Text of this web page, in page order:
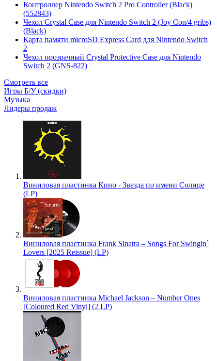
Контроллер Nintendo Switch 2 Pro Controller (Black)
(552843)
Чехол Сrystal Сase для Nintendo Switch 2 (Joy Con/4 gribs)
(Black)
Карта памяти microSD Express Card для Nintendo Switch
2
Чехол прозрачный Crystal Protective Case для Nintendo
Switch 2 (GNS-822)
Смотреть все
Игры Б/У (скидки)
Музыка
Лидеры продаж
Виниловая пластинка Кино - Звезда по имени Солнце
(LP)
Виниловая пластинка Frank Sinatra – Songs For Swingin`
Lovers [2025 Reissue] (LP)
Виниловая пластинка Michael Jackson – Number Ones
[Coloured Red Vinyl] (2 LP)